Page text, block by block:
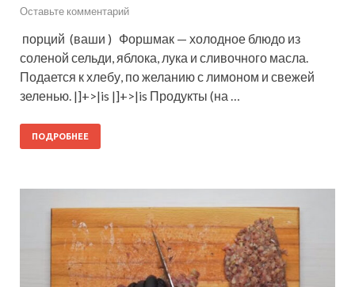
Оставьте комментарий
порций (ваши ) Форшмак — холодное блюдо из
соленой сельди, яблока, лука и сливочного масла.
Подается к хлебу, по желанию с лимоном и свежей
зеленью. |]+>|is |]+>|is Продукты (на …
ПОДРОБНЕЕ